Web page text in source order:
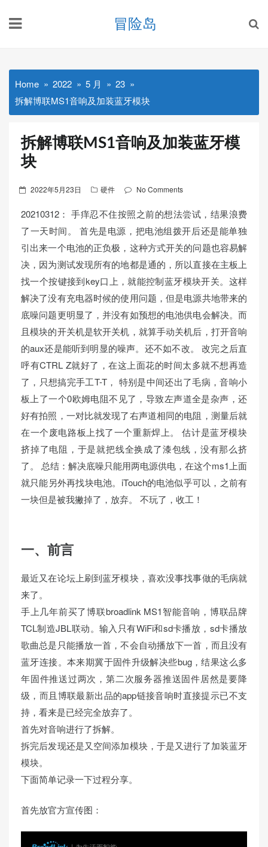
冒险岛
Home 2022 5 月
23
拆解博联MS1音响及加装蓝牙模块
拆解博联MS1音响及加装蓝牙模
块
Posted
2022年5月23日 硬件 No Comments
20210312： 手痒忍不住按照之前的想法尝试，结果浪费
了一天时间。 首先是电源，把电池组拨开后还是能单独
引出来一个电池的正负极，这种方式开关的问题也容易解
决，因为测试发现所有的地都是通的，所以直接在主板上
找一个按键接到key口上，就能控制蓝牙模块开关。这样
解决了没有充电器时候的使用问题，但是电源共地带来的
底噪问题更明显了，并没有如预想的电池供电会解决。而
且模块的开关机是软开关机，就算手动关机后，打开音响
的aux还是能听到明显的噪声。还不如不改。 改完之后直
呼有CTRL Z就好了，在这上面花的时间太多就不想再造
了，只想搞完手工T-T， 特别是中间还出了毛病，音响小
板上了一个0欧姆电阻不见了，导致左声道全是杂声，还
好有拍照，一对比就发现了右声道相同的电阻，测量后就
在一个废电路板上找了一个重新焊上。 估计是蓝牙模块
挤掉了电阻，于是就把线全换成了漆包线，没有那么挤
了。 总结：解决底噪只能用两电源供电，在这个ms1上面
就只能另外再找块电池。iTouch的电池似乎可以，之前有
一块但是被我撇掉了，放弃。 不玩了，收工！
一、前言
最近又在论坛上刷到蓝牙模块，喜欢没事找事做的毛病就
来了。
手上几年前买了博联broadlink MS1智能音响，博联品牌
TCL制造JBL联动。输入只有WiFi和sd卡播放，sd卡播放
歌曲总是只能播放一首，不会自动播放下一首，而且没有
蓝牙连接。本来期冀于固件升级解决些bug，结果这么多
年固件推送过两次，第二次服务器推送固件居然是要降
级，而且博联最新出品的app链接音响时直接提示已不支
持，看来是已经完全放弃了。
首先对音响进行了拆解。
拆完后发现还是又空间添加模块，于是又进行了加装蓝牙
模块。
下面简单记录一下过程分享。
首先放官方宣传图：